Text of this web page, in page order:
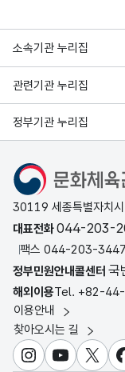
소속기관 누리집
관련기관 누리집
정부기관 누리집
문화체육관광부
30119 세종특별자치
대표전화044-203-
팩스 044-203-3447
정부민원안내콜센터 국
해외이용Tel. +82-
이용안내
찾아오시는 길
인스타그램
유튜브X